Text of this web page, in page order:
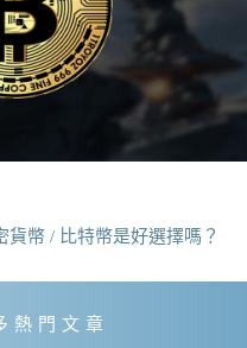
幣 / 比特幣是好選擇嗎？
熱門文章